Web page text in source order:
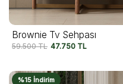
Brownie Tv Sehpası
59.500TL 47.750 TL
%15 İndirim